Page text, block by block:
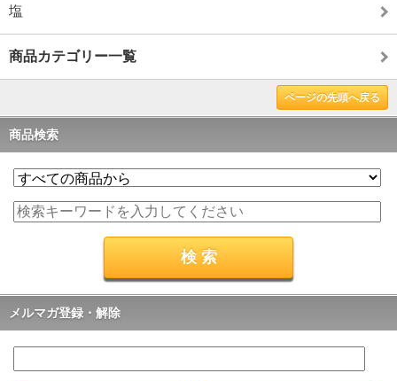
塩
商品カテゴリー一覧
ページの先頭へ戻る
商品検索
メルマガ登録・解除